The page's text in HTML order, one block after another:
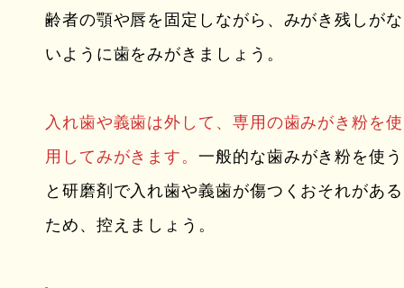
齢者の顎や唇を固定しながら、みがき残しがな
いように歯をみがきましょう。
入れ歯や義歯は外して、専用の歯みがき粉を使
用してみがきます。一般的な歯みがき粉を使う
と研磨剤で入れ歯や義歯が傷つくおそれがある
ため、控えましょう。